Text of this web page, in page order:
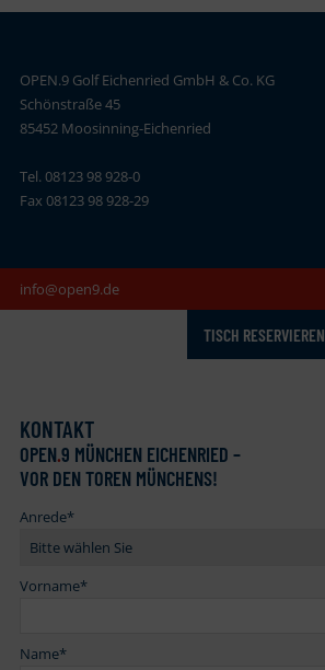
OPEN.9 Golf Eichenried GmbH & Co. KG
Schönstraße 45
85452 Moosinning-Eichenried
Tel. 08123 98 928-0
Fax 08123 98 928-29
info@open9.de
TISCH RESERVIEREN
KONTAKT
OPEN.9 MÜNCHEN EICHENRIED –
VOR DEN TOREN MÜNCHENS!
Anrede*
Vorname*
Name*